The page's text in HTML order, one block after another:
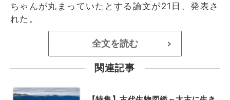
ちゃんが丸まっていたとする論文が21日、発表さ
れた。
全文を読む >
関連記事